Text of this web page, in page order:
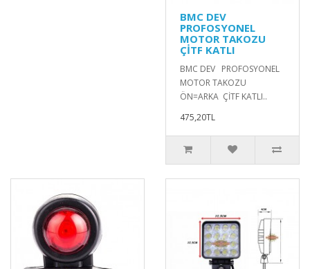
BMC DEV
PROFOSYONEL
MOTOR TAKOZU
ÇİTF KATLI
BMC DEV PROFOSYONEL
MOTOR TAKOZU
ÖN=ARKA ÇİTF KATLI..
475,20TL